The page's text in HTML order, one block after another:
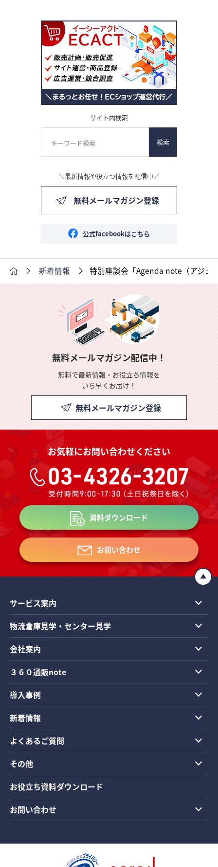
サイト内検索
検索
＼最新情報や役立つ情報を配信中／
無料メールマガジン登録
公式facebookはこちら
新着情報 特別座談会「Agenda note（アジェ
無料メールマガジン配信中！
無料で最新情報・お役立ち情報を
いち早くお届け！
無料メールマガジン登録
お気軽にお問い合わせください
資料ダウンロード
お問い合わせ
サービス案内
物流倉庫見学・センター見学
会社案内
３６０通販note
導入事例
新着情報
よくあるご質問
その他
お役立ち資料ダウンロード
お問い合わせ